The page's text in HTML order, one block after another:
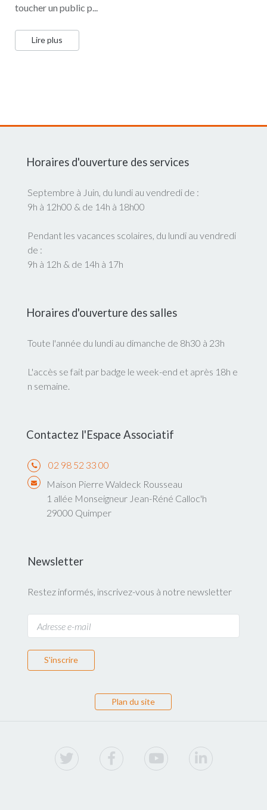
toucher un public p...
Lire plus
Horaires d'ouverture des services
Septembre à Juin, du lundi au vendredi de :
9h à 12h00 & de 14h à 18h00
Pendant les vacances scolaires, du lundi au vendredi
de :
9h à 12h & de 14h à 17h
Horaires d'ouverture des salles
Toute l'année du lundi au dimanche de 8h30 à 23h
L'accès se fait par badge le week-end et après 18h e
n semaine.
Contactez l'Espace Associatif
02 98 52 33 00
Maison Pierre Waldeck Rousseau
1 allée Monseigneur Jean-Réné Calloc'h
29000 Quimper
Newsletter
Restez informés, inscrivez-vous à notre newsletter
S'inscrire
Plan du site